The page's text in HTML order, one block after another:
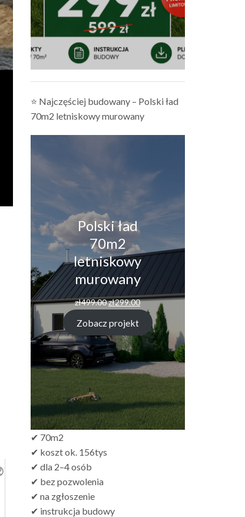
⭐ Najczęściej budowany – Polski ład
70m2 letniskowy murowany
Polski ład
70m2
letniskowy
murowany
zł499.00zł299.00
Zobacz projekt
✔ 70m2
✔ koszt ok. 156tys
✔ dla 2–4 osób
✔ bez pozwolenia
✔ na zgłoszenie
✔ instrukcja budowy